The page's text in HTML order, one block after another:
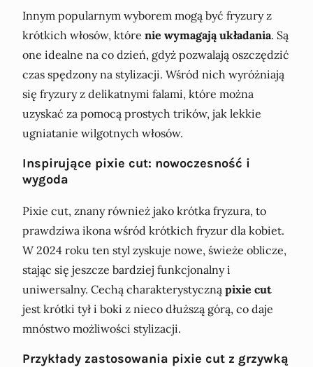
Innym popularnym wyborem mogą być fryzury z
krótkich włosów, które nie wymagają układania. Są
one idealne na co dzień, gdyż pozwalają oszczędzić
czas spędzony na stylizacji. Wśród nich wyróżniają
się fryzury z delikatnymi falami, które można
uzyskać za pomocą prostych trików, jak lekkie
ugniatanie wilgotnych włosów.
Inspirujące pixie cut: nowoczesność i
wygoda
Pixie cut, znany również jako krótka fryzura, to
prawdziwa ikona wśród krótkich fryzur dla kobiet.
W 2024 roku ten styl zyskuje nowe, świeże oblicze,
stając się jeszcze bardziej funkcjonalny i
uniwersalny. Cechą charakterystyczną pixie cut
jest krótki tył i boki z nieco dłuższą górą, co daje
mnóstwo możliwości stylizacji.
Przykłady zastosowania pixie cut z grzywką